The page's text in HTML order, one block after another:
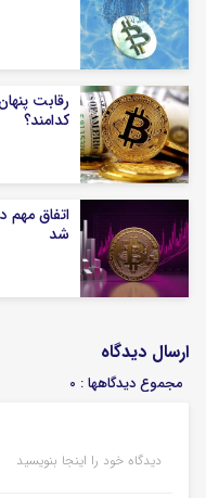
کدامند؟
اتفاق مهم
شد
ارسال دیدگاه
مجموع دیدگاهها : 0
دیدگاه خود را اینجا بنویسید